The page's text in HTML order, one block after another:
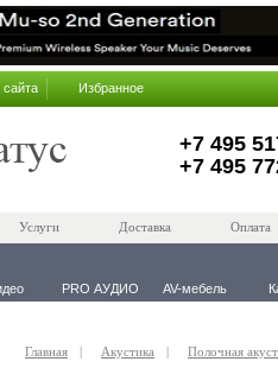
сайта Избранное
+7 495
+7 495
Услуги Доставка Оплата
PRO АУДИО AV-мебель
Главная Акустика Полочная